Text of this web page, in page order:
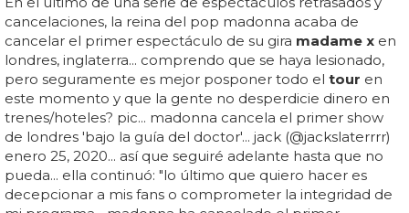
valorarse en perspectiva, pero así se une al primertour
americano, el 'virgintour'; el primero internacional 'who's
that girl'; el recordadísimo 'blond ambitiontour'; el 'girlie
show' que marcó un impás en su carrera; el retorno con
el 'drowned worldtour '; la reafirmación con el 're
invention tour'; el punto álgido de su relación con stuart
price en 'confessions tour' y la división de opiniones que
generó el 'sticky & sweet'- muchostours, muchos temas
interpretados, mucho vestuario, pantallas, bailarines,
documentales, directos, playbacks, provocaciones,
controversias y dramas... su única parada española espera